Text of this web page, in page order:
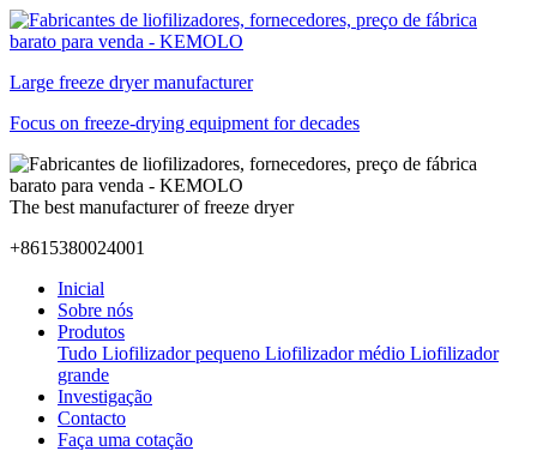
Large freeze dryer manufacturer
Focus on freeze-drying equipment for decades
The best manufacturer of freeze dryer
+8615380024001
Inicial
Sobre nós
Produtos
Tudo Liofilizador pequeno Liofilizador médio Liofilizador
grande
Investigação
Contacto
Faça uma cotação